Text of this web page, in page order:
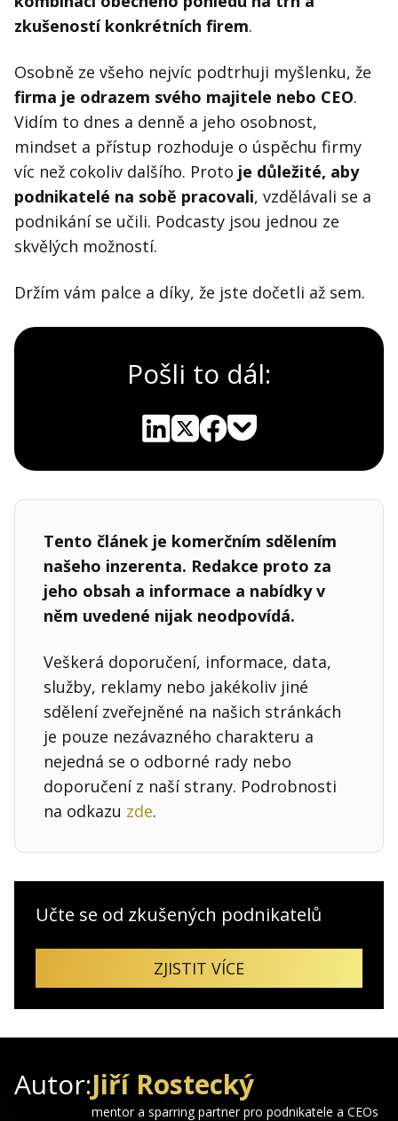
zkušeností konkrétních firem.
Osobně ze všeho nejvíc podtrhuji myšlenku, že
firma je odrazem svého majitele nebo CEO.
Vidím to dnes a denně a jeho osobnost,
mindset a přístup rozhoduje o úspěchu firmy
víc než cokoliv dalšího. Proto je důležité, aby
podnikatelé na sobě pracovali, vzdělávali se a
podnikání se učili. Podcasty jsou jednou ze
skvělých možností.
Držím vám palce a díky, že jste dočetli až sem.
Pošli to dál:
Tento článek je komerčním sdělením
našeho inzerenta. Redakce proto za
jeho obsah a informace a nabídky v
něm uvedené nijak neodpovídá.
Veškerá doporučení, informace, data,
služby, reklamy nebo jakékoliv jiné
sdělení zveřejněné na našich stránkách
je pouze nezávazného charakteru a
nejedná se o odborné rady nebo
doporučení z naší strany. Podrobnosti
na odkazu zde.
Učte se od zkušených podnikatelů
ZJISTIT VÍCE
Autor:Jiří Rostecký
mentor a sparring partner pro podnikatele a CEOs